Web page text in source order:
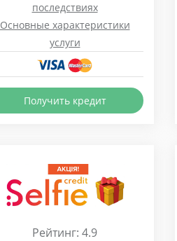
последствиях
Основные характеристики
услуги
Получить кредит
Рейтинг: 4.9